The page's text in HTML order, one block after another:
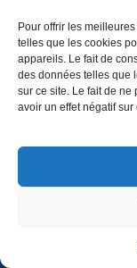
Pour offrir les
telles que les cookies
appareils. Le fait de
des données telles que
sur ce site. Le fait de ne
avoir un effet négatif
bloc F